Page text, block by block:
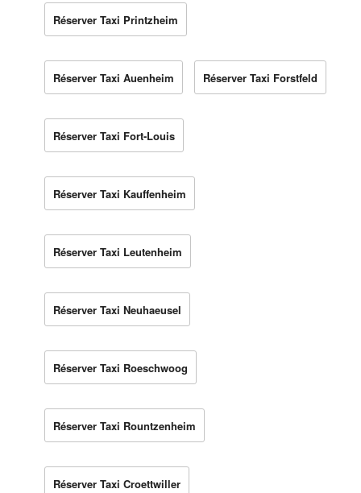
Réserver Taxi Printzheim
Réserver Taxi Auenheim Réserver Taxi Forstfeld
Réserver Taxi Fort-Louis
Réserver Taxi Kauffenheim
Réserver Taxi Leutenheim
Réserver Taxi Neuhaeusel
Réserver Taxi Roeschwoog
Réserver Taxi Rountzenheim
Réserver Taxi Croettwiller